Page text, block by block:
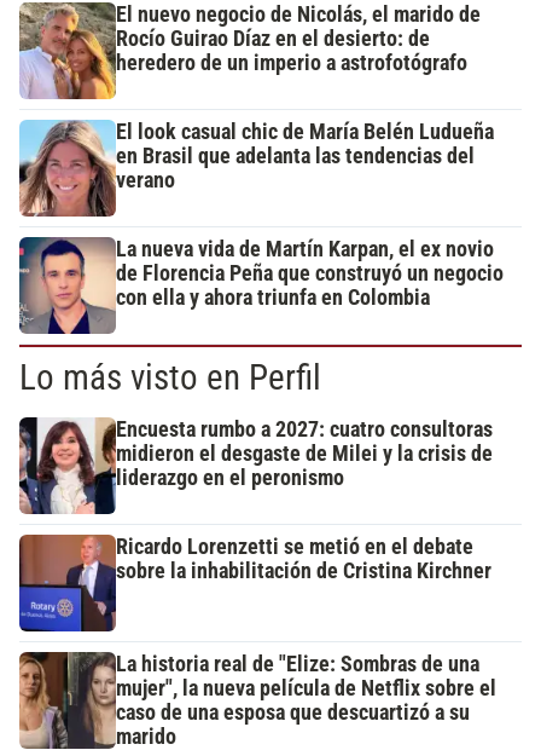
El nuevo negocio de Nicolás, el marido de
Rocío Guirao Díaz en el desierto: de
heredero de un imperio a astrofotógrafo
El look casual chic de María Belén Ludueña
en Brasil que adelanta las tendencias del
verano
La nueva vida de Martín Karpan, el ex novio
de Florencia Peña que construyó un negocio
con ella y ahora triunfa en Colombia
Lo más visto en Perfil
Encuesta rumbo a 2027: cuatro consultoras
midieron el desgaste de Milei y la crisis de
liderazgo en el peronismo
Ricardo Lorenzetti se metió en el debate
sobre la inhabilitación de Cristina Kirchner
La historia real de "Elize: Sombras de una
mujer", la nueva película de Netflix sobre el
caso de una esposa que descuartizó a su
marido